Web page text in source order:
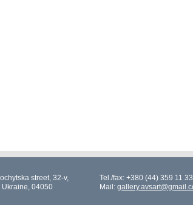
street, 32-v,
Ukraine, 04050
Tel./fax: +380 (44) 359 11 33
Mail: